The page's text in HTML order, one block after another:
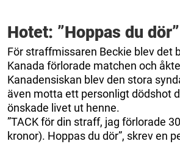
Hotet: ”Hoppas du dör”
För straffmissaren Beckie blev det
Kanada förlorade matchen och
Kanadensiskan blev den stora
även motta ett personligt dödshot
önskade livet ut henne.
”TACK för din straff, jag förlorade
kronor). Hoppas du dör”, skrev en